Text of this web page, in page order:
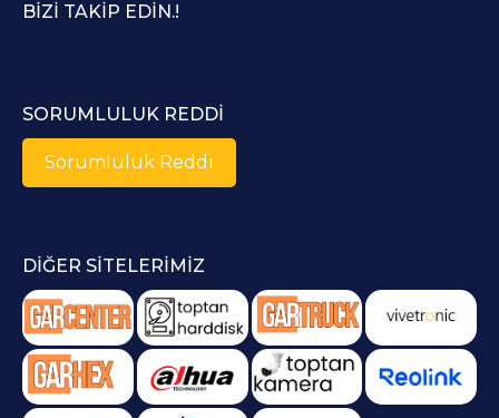
BIZI TAKIP EDIN.!
SORUMLULUK REDDI
Sorumluluk Reddi
DIĞER SITELERIMIZ